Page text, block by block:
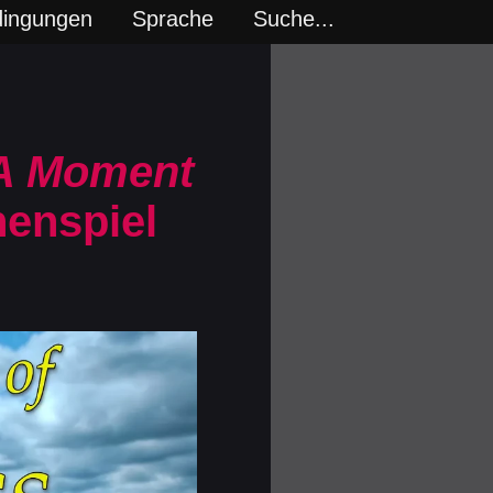
Sprache Suche...
Moment